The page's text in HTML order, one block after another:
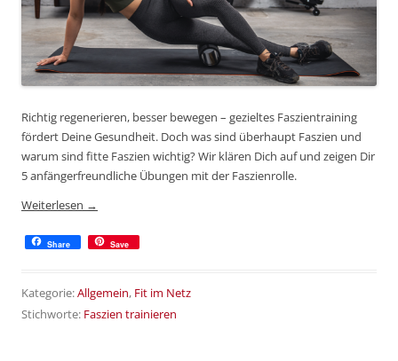
Richtig regenerieren, besser bewegen – gezieltes Faszientraining
fördert Deine Gesundheit. Doch was sind überhaupt Faszien und
warum sind fitte Faszien wichtig? Wir klären Dich auf und zeigen Dir
5 anfängerfreundliche Übungen mit der Faszienrolle.
Weiterlesen →
Share Save
Kategorie:Allgemein, Fit im Netz
Stichworte: Faszien trainieren